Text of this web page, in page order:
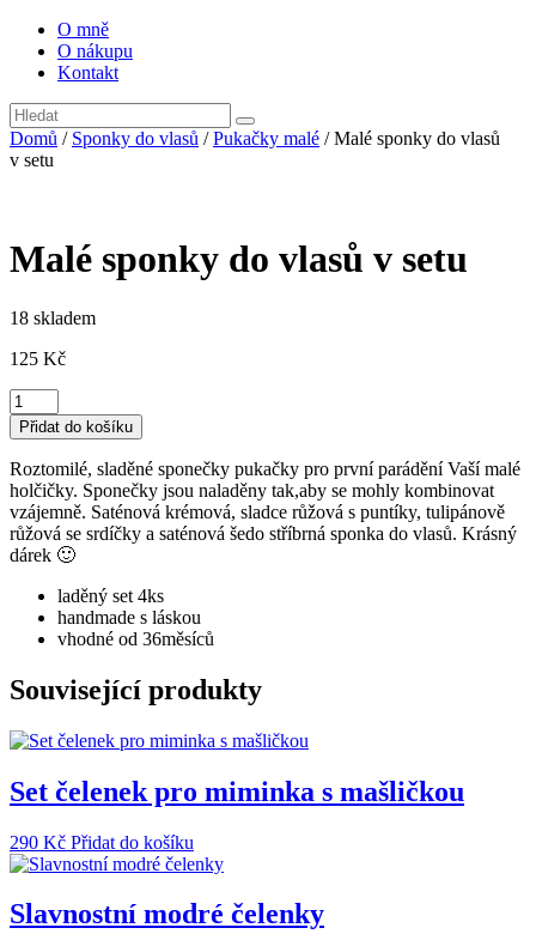
O mně
O nákupu
Kontakt
Domů / Sponky do vlasů /Pukačky malé / Malé sponky do vlasů
v setu
Malé sponky do vlasů v setu
18 skladem
125 Kč
Malé
sponky
do
vlasů
v
setu
množství
Přidat do košíku
Roztomilé, sladěné sponečky pukačky pro první parádění Vaší malé
holčičky. Sponečky jsou naladěny tak,aby se mohly kombinovat
vzájemně. Saténová krémová, sladce růžová s puntíky, tulipánově
růžová se srdíčky a saténová šedo stříbrná sponka do vlasů. Krásný
dárek 🙂
laděný set 4ks
handmade s láskou
vhodné od 36měsíců
Související produkty
Set čelenek pro miminka s mašličkou
290 Kč Přidat do košíku
Slavnostní modré čelenky